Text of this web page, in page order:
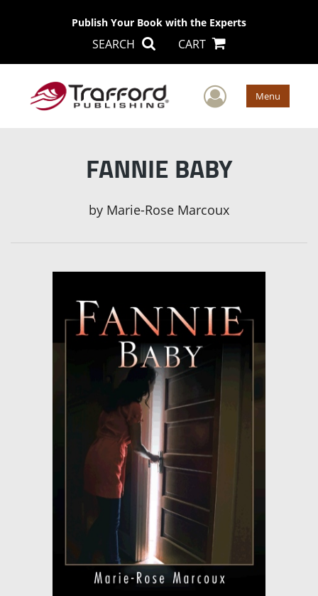
Publish Your Book with the Experts
SEARCH CART
User Menu
FANNIE BABY
by Marie-Rose Marcoux